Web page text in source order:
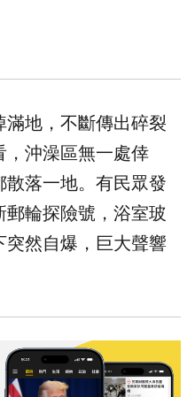
滿地，不斷傳出碎裂
，沖澡區無一處倖
散落一地。有民眾發
輪探險號，浴室玻
突然自爆，巨大聲響